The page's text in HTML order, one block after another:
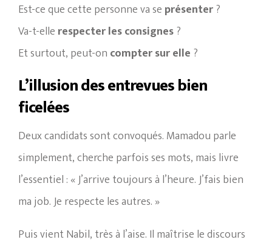
Est-ce que cette personne va se présenter?
Va-t-elle respecter les consignes?
Et surtout, peut-on compter sur elle ?
L’illusion des entrevues bien
ficelées
Deux candidats sont convoqués. Mamadou parle
simplement, cherche parfois ses mots, mais livre
l’essentiel : « J’arrive toujours à l’heure. J’fais bien
ma job. Je respecte les autres. »
Puis vient Nabil, très à l’aise. Il maîtrise le discours